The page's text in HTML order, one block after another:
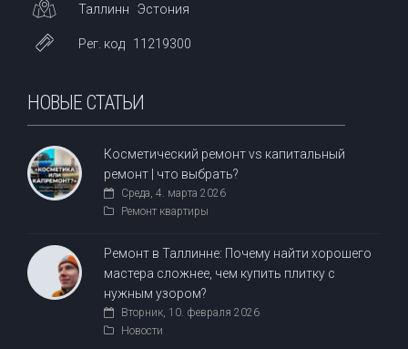
Таллинн Эстония
Рег. код 11219300
НОВЫЕ СТАТЬИ
Косметический ремонт vs капитальный
ремонт | что выбрать?
Среда, 4. марта 2026
Ремонт квартиры
Ремонт в Таллинне: Почему найти хорошего
мастера сложнее, чем купить плитку с
нужным узором?
Вторник, 10. февраля 2026
Новости